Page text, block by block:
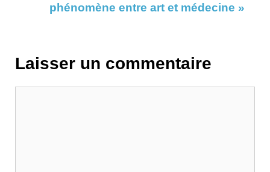
phénomène entre art et médecine »
Laisser un commentaire